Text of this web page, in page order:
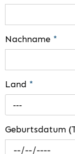
Nachname *
Land *
---
Geburtsdatum